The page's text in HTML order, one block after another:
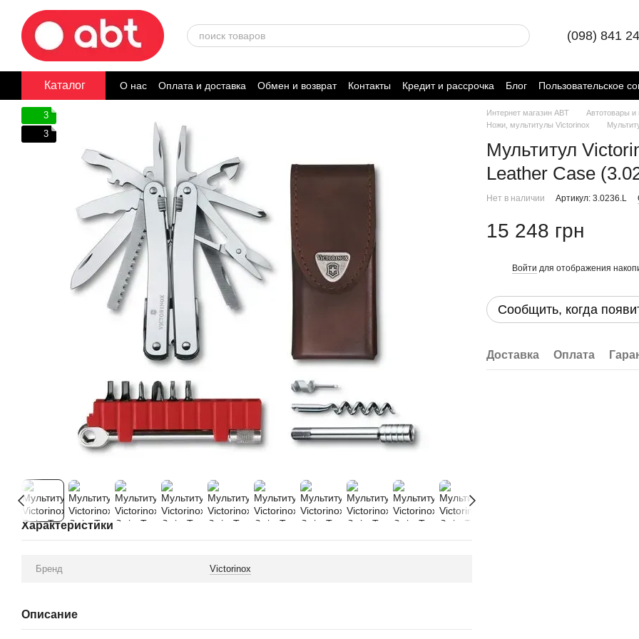
Перейти к основному контенту
(098) 841
Каталог О нас Оплата и доставка Обмен и возврат Контакты Кредит и рассрочка Блог
Пользовательское
Договор публичной оферты
3
3
Характеристики
Бренд Victorinox
Описание
Интернет магазин ABT
Автотовары и
Ножи, мультитулы Victorinox
Мультитул
Leather Case
Нет в наличии Артикул: 3.0236.L
15 248 грн
Войти для отображения
Сообщить, когда
Доставка Оплата